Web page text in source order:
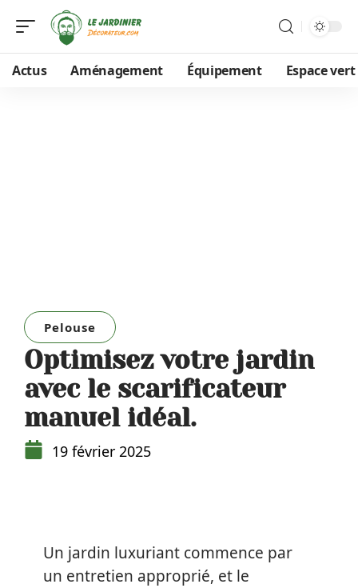
Actus Aménagement Équipement Espace vert
Pelouse
Optimisez votre jardin
avec le scarificateur
manuel idéal.
19 février 2025
Un jardin luxuriant commence par
un entretien approprié, et le